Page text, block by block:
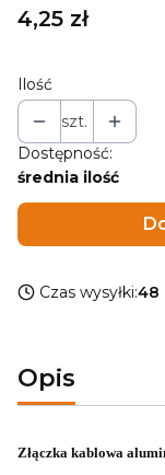
Cena
4,25 zł
Ilość
szt.
Dostępność:
średnia ilość
Czas wysyłki:48
Opis
Złączka kablowa